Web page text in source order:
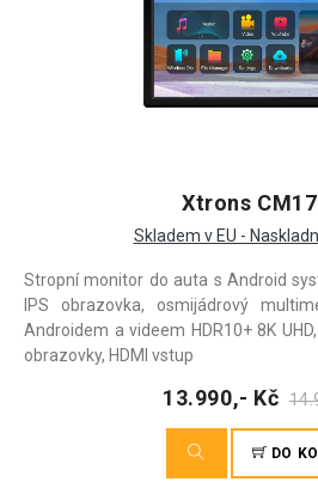
Xtrons
Skladem v EU -
Stropní monitor do auta s Android
IPS obrazovka, osmijádrový
Androidem a videem HDR10+ 8K
obrazovky, HDMI vstup
13.990,- Kč
DO